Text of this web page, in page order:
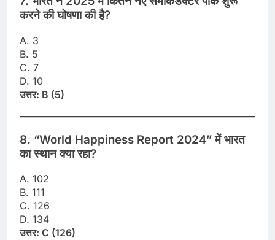
करने की घोषणा की है?
A. 3
B. 5
C. 7
D. 10
उत्तर: B (5)
8. “World Happiness Report 2024” में भारत
का स्थान क्या रहा?
A. 102
B. 111
C. 126
D. 134
उत्तर: C (126)